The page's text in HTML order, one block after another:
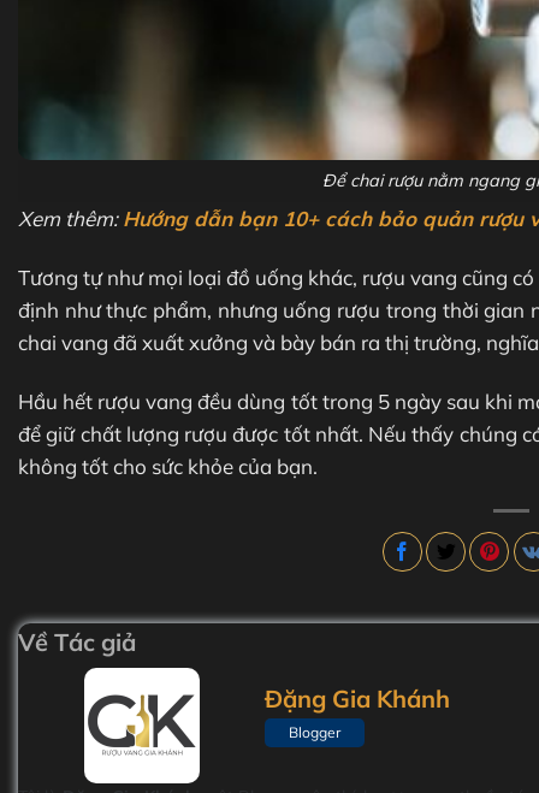
Để chai rượu nằm ngang
Xem thêm:Hướng dẫn bạn 10+ cách bảo quản rượu
Tương tự như mọi loại đồ uống khác, rượu vang cũng
định như thực phẩm, nhưng uống rượu trong thời
chai vang đã xuất xưởng và bày bán ra thị trường,
Hầu hết rượu vang đều dùng tốt trong 5 ngày sau khi
để giữ chất lượng rượu được tốt nhất. Nếu thấy chúng
không tốt cho sức khỏe của bạn.
Về Tác giả
Đặng Gia Khánh
Blogger